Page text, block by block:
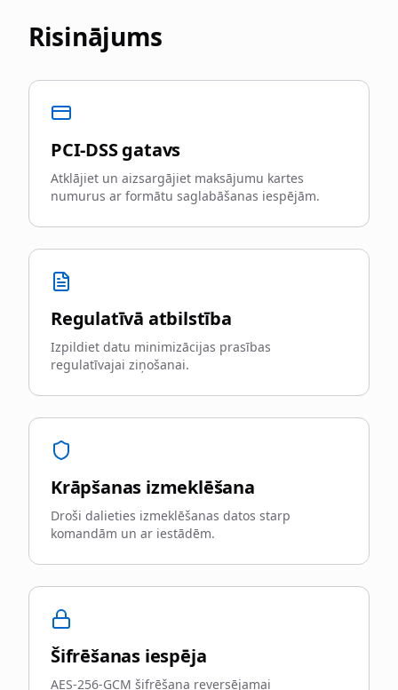
Risinājums
PCI-DSS gatavs
Atklājiet un aizsargājiet maksājumu kartes
numurus ar formātu saglabāšanas iespējām.
Regulatīvā atbilstība
Izpildiet datu minimizācijas prasības
regulatīvajai ziņošanai.
Krāpšanas izmeklēšana
Droši dalieties izmeklēšanas datos starp
komandām un ar iestādēm.
Šifrēšanas iespēja
AES-256-GCM šifrēšana reversējamai